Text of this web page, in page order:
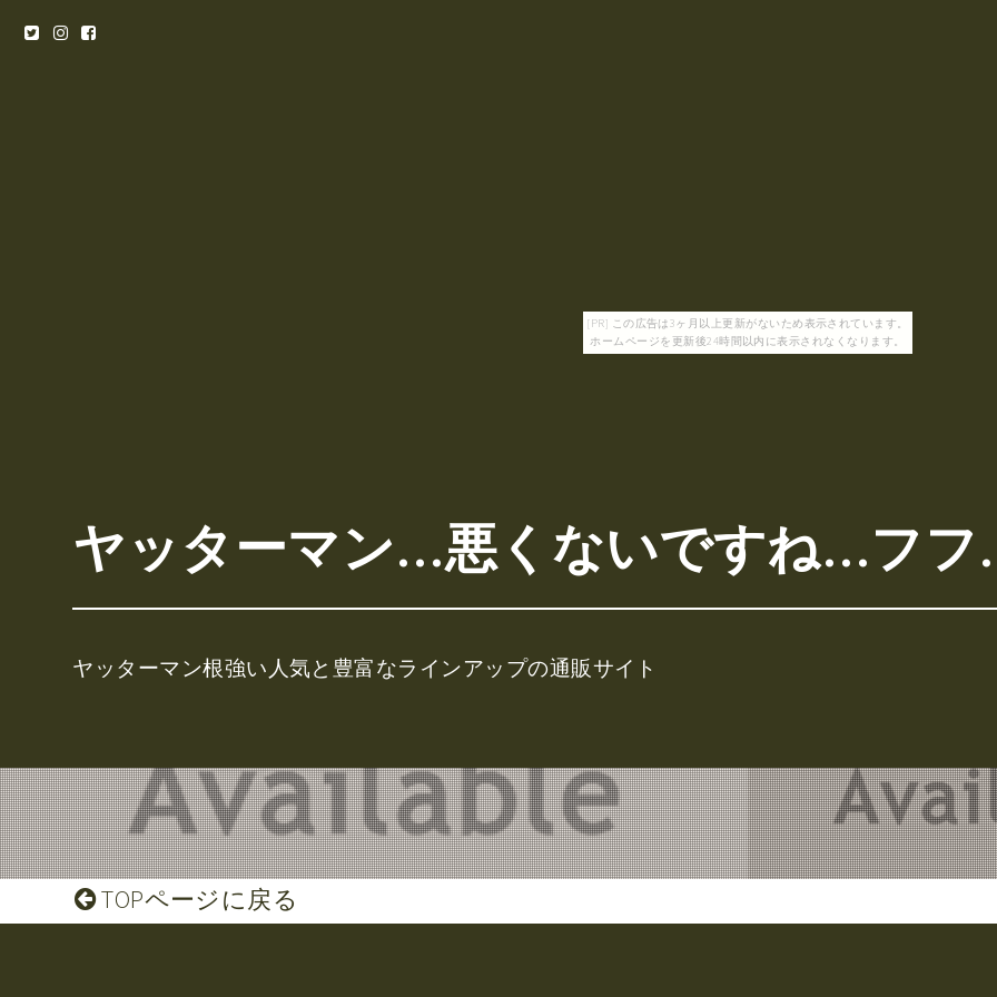
[PR] この広告は3ヶ月以上更新がないため表示されています。
ホームページを更新後24時間以内に表示されなくなります。
ヤッターマン…悪くないですね…フ
ヤッターマン根強い人気と豊富なラインアップの通販サイト
TOPページに戻る